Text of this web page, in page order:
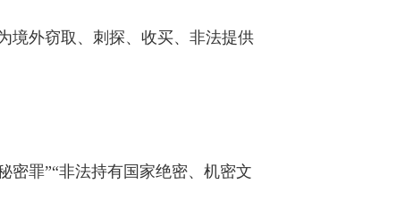
境外窃取、刺探、收买、非法提供
密罪”“非法持有国家绝密、机密文